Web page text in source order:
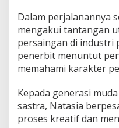
Dalam perjalanannya
mengakui tantangan
persaingan di industri
penerbit menuntut
memahami karakter
Kepada generasi
sastra, Natasia
proses kreatif dan